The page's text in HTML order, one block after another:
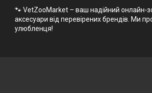
🐾 VetZooMarket – ваш надійний онлайн-
аксесуари від перевірених брендів. Ми
улюбленця!